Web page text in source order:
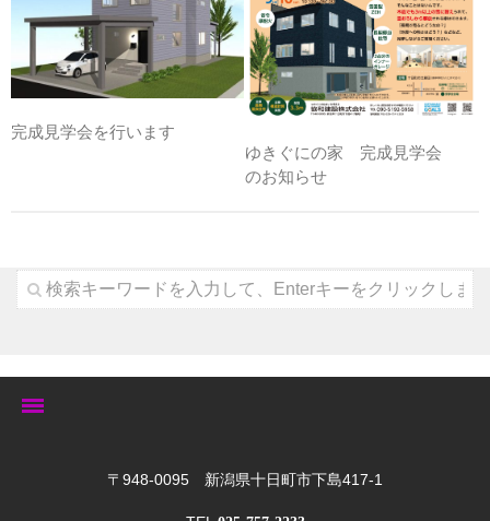
完成見学会を行います
ゆきぐにの家 完成見学会
のお知らせ
〒948-0095 新潟県十日町市下島417-1